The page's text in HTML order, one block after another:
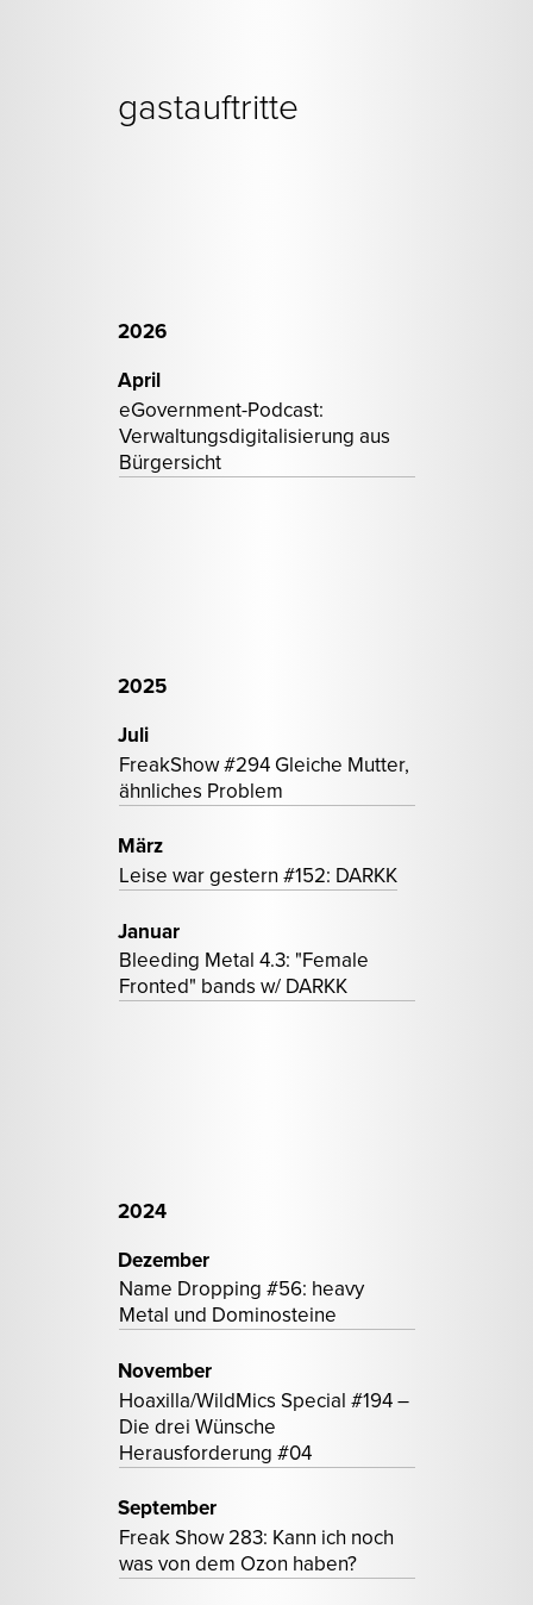
gastauftritte
2026
April
eGovernment-Podcast:
Verwaltungsdigitalisierung aus
Bürgersicht
2025
Juli
FreakShow #294 Gleiche Mutter,
ähnliches Problem
März
Leise war gestern #152: DARKK
Januar
Bleeding Metal 4.3: "Female
Fronted" bands w/ DARKK
2024
Dezember
Name Dropping #56: heavy
Metal und Dominosteine
November
Hoaxilla/WildMics Special #194 –
Die drei Wünsche
Herausforderung #04
September
Freak Show 283: Kann ich noch
was von dem Ozon haben?